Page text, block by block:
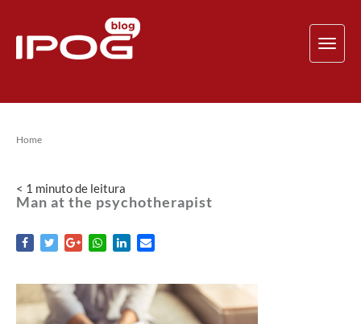
Home
< 1 minutode leitura
Man at the psychotherapist